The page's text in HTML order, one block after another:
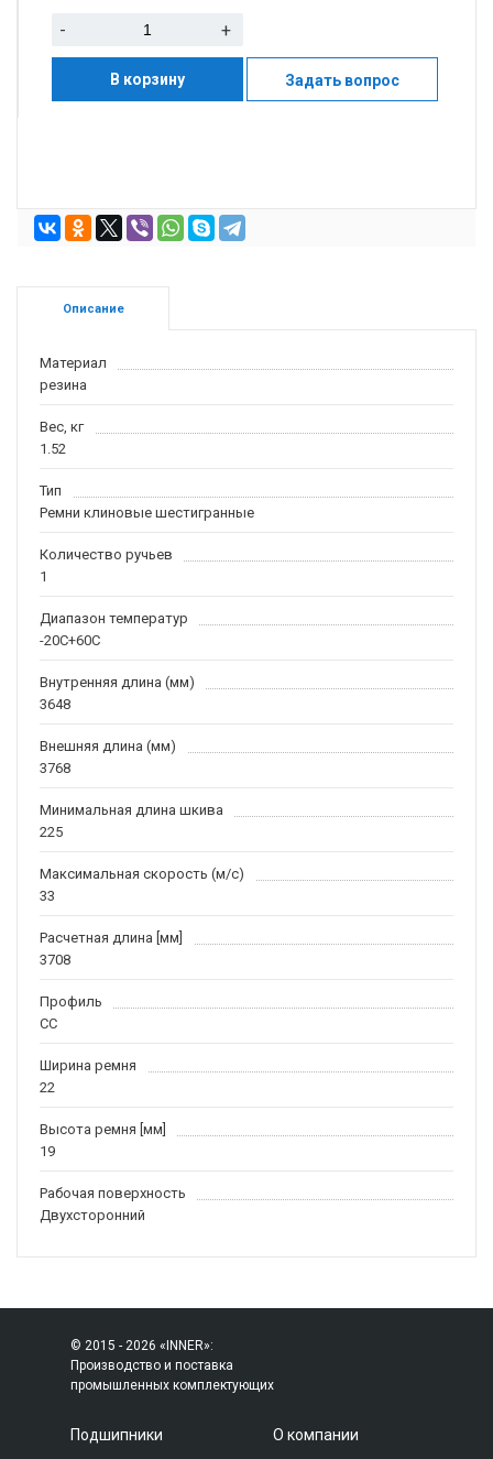
- +
В корзину Задать вопрос
Описание
Материал
резина
Вес, кг
1.52
Тип
Ремни клиновые шестигранные
Количество ручьев
1
Диапазон температур
-20С+60С
Внутренняя длина (мм)
3648
Внешняя длина (мм)
3768
Минимальная длина шкива
225
Максимальная скорость (м/c)
33
Расчетная длина [мм]
3708
Профиль
CC
Ширина ремня
22
Высота ремня [мм]
19
Рабочая поверхность
Двухсторонний
© 2015 - 2026 «INNER»:
Производство и поставка
промышленных комплектующих
Подшипники
О компании